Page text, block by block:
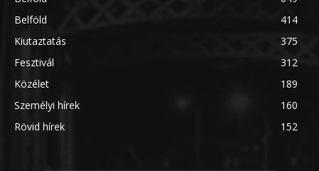
Belföld
414
Kiutaztatás
375
Fesztivál
312
Közélet
189
Személyi hírek
160
Rövid hírek
152